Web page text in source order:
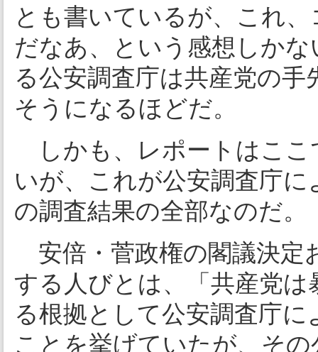
とも書いているが、これ
だなあ、という感想しか
る公安調査庁は共産党の
そうになるほどだ。
しかも、レポートはここ
いが、これが公安調査庁
の調査結果の全部なのだ。
安倍・菅政権の閣議決定
する人びとは、「共産党
る根拠として公安調査庁
ことを挙げていたが、そ